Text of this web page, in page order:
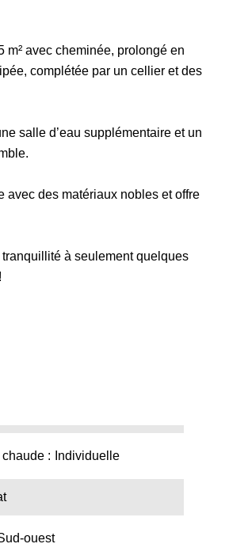
avec cheminée, prolongé en
complétée par un cellier et des
salle d’eau supplémentaire et un
avec des matériaux nobles et offre
à seulement quelques
chaude Individuelle
ouest